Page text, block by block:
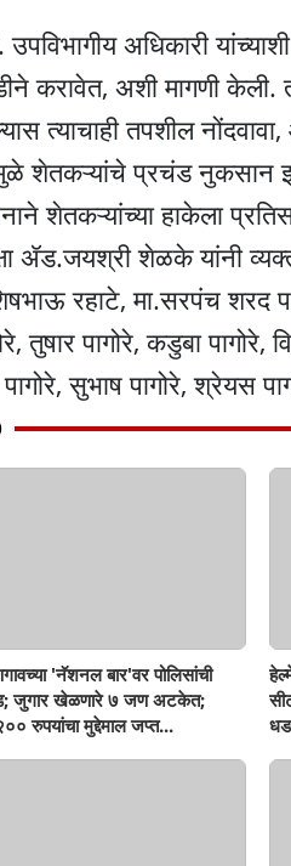
अधिकारी
करावेत, अशी मागणी
त्याचाही तपशील
शेतकऱ्यांचे प्रचंड
शेतकऱ्यांच्या हाकेला
ॲड.जयश्री शेळके यांनी
रहाटे, मा.सरपंच शरद
तुषार पागोरे, कडुबा पागोरे,
सुभाष पागोरे, श्रेयस
'नॅशनल बार'वर पोलिसांची
जुगार खेळणारे ७ जण अटकेत;
रुपयांचा मुद्देमाल जप्त...